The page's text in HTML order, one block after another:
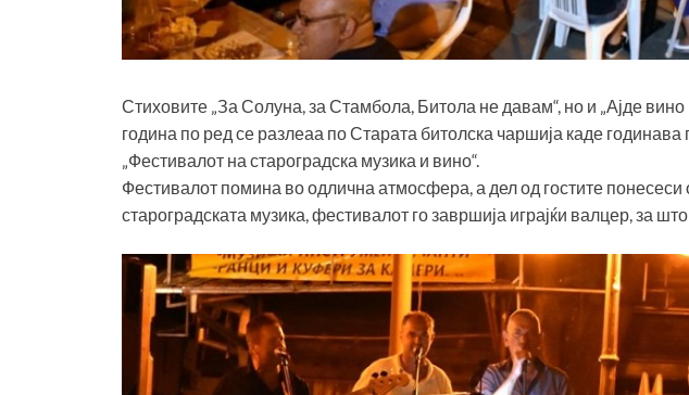
Стиховите „За Солуна, за Стамбола, Битола не давам“, но и „Ајде вино
година по ред се разлеаа по Старата битолска чаршија каде годинава
„Фестивалот на староградска музика и вино“.
Фестивалот помина во одлична атмосфера, а дел од гостите понесеси
староградската музика, фестивалот го завршија играјќи валцер, за